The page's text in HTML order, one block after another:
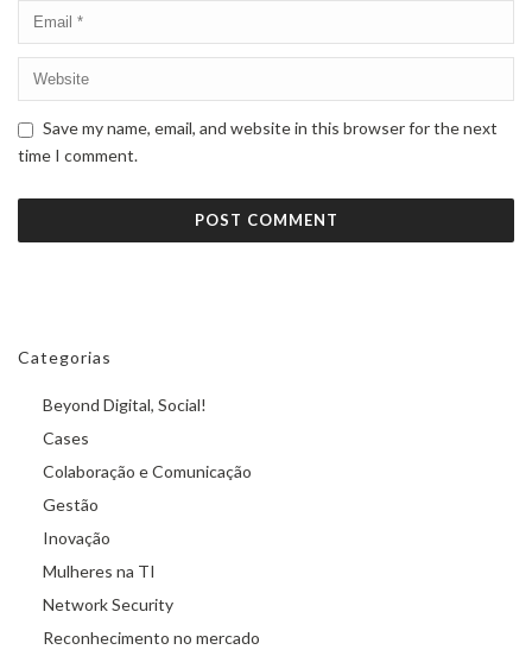
Save my name, email, and website in this browser for the next
time I comment.
Categorias
Beyond Digital, Social!
Cases
Colaboração e Comunicação
Gestão
Inovação
Mulheres na TI
Network Security
Reconhecimento no mercado